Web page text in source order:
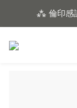
⁂ 倫印感